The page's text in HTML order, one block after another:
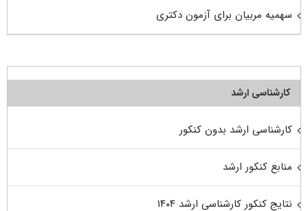
سهمیه مربیان برای آزمون دکتری
کارشناسی ارشد
کارشناسی ارشد بدون کنکور
منابع کنکور ارشد
نتایج کنکور کارشناسی ارشد ۱۴۰۴